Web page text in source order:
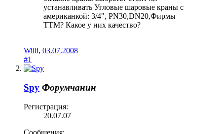
устанавливать Угловые шаровые краны с
американкой: 3/4", PN30,DN20,Фирмы
TTM? Какое у них качество?
Willi, 03.07.2008
#1
Spy Форумчанин
Регистрация:
20.07.07
Сообщения: